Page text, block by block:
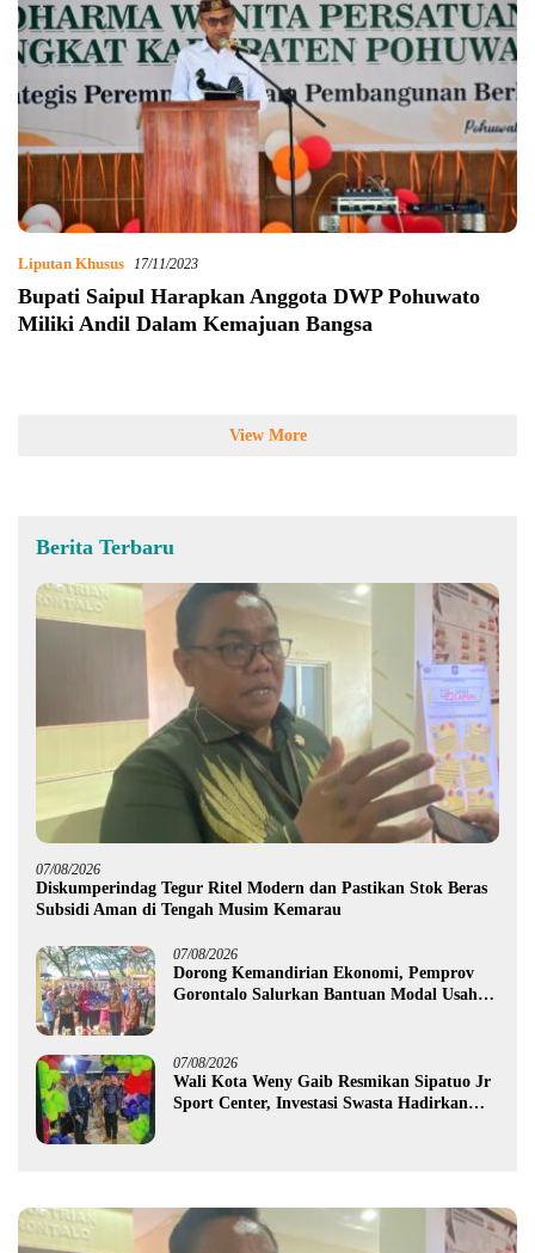
Liputan Khusus 17/11/2023
Bupati Saipul Harapkan Anggota DWP Pohuwato
Miliki Andil Dalam Kemajuan Bangsa
View More
Berita Terbaru
07/08/2026
Diskumperindag Tegur Ritel Modern dan Pastikan Stok Beras
Subsidi Aman di Tengah Musim Kemarau
07/08/2026
Dorong Kemandirian Ekonomi, Pemprov
Gorontalo Salurkan Bantuan Modal Usaha
07/08/2026
Wali Kota Weny Gaib Resmikan Sipatuo Jr
Sport Center, Investasi Swasta Hadirkan